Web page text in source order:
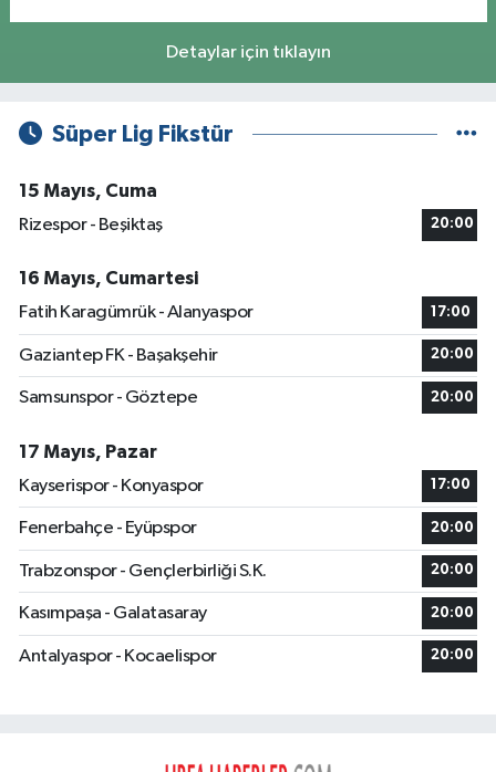
Detaylar için tıklayın
Süper Lig Fikstür
15 Mayıs, Cuma
Rizespor - Beşiktaş
20:00
16 Mayıs, Cumartesi
Fatih Karagümrük - Alanyaspor
17:00
Gaziantep FK - Başakşehir 20:00
Samsunspor - Göztepe 20:00
17 Mayıs, Pazar
Kayserispor - Konyaspor
17:00
Fenerbahçe - Eyüpspor 20:00
Trabzonspor - Gençlerbirliği S.K. 20:00
Kasımpaşa - Galatasaray 20:00
Antalyaspor - Kocaelispor 20:00